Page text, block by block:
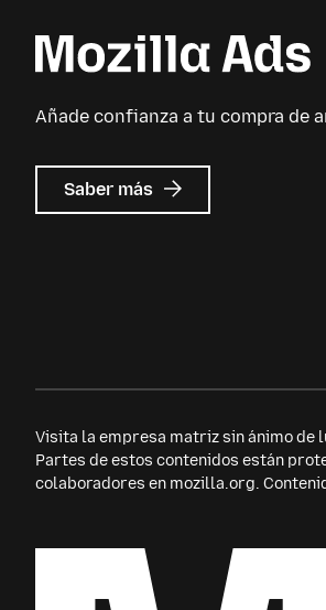
Añade confianza a tu compra de
Saber más sobre
Mozilla
Visita la empresa matriz sin ánimo de
Partes de estos contenidos están
colaboradores en mozilla.org.